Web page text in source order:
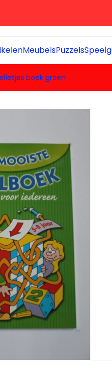
MeubelsPuzzels
boek groen